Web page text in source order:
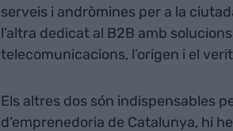
serveis i andròmines per a la
l’altra dedicat al B2B amb
telecomunicacions, l’origen i el
Els altres dos són indispensables
d’emprenedoria de Catalunya, hi